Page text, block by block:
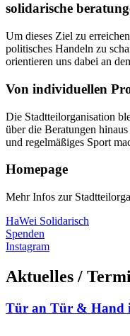
solidarische
Um dieses Ziel zu
politisches Handeln zu
orientieren uns dabei an
Von individuellen
Die Stadtteilorganisation
über die Beratungen
und regelmäßiges Sport
Homepage
Mehr Infos zur
HaWei Solidarisch
Spenden
Instagram
Aktuelles /
Tür an Tür & Hand